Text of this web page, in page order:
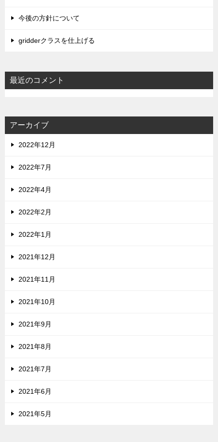
今後の方針について
gridderクラスを仕上げる
最近のコメント
アーカイブ
2022年12月
2022年7月
2022年4月
2022年2月
2022年1月
2021年12月
2021年11月
2021年10月
2021年9月
2021年8月
2021年7月
2021年6月
2021年5月